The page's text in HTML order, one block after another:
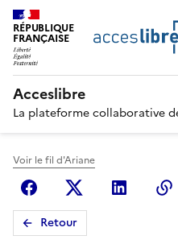
RÉPUBLIQUE
FRANÇAISE
Acceslibre
La plateforme collaborative
Voir le fil d'Ariane
FacebookX Linkedin
Retour